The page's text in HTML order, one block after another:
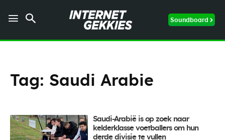
Soundboard
Tag: Saudi Arabie
Saudi-Arabië is op zoek naar
kelderklasse voetballers om hun
derde divisie te vullen